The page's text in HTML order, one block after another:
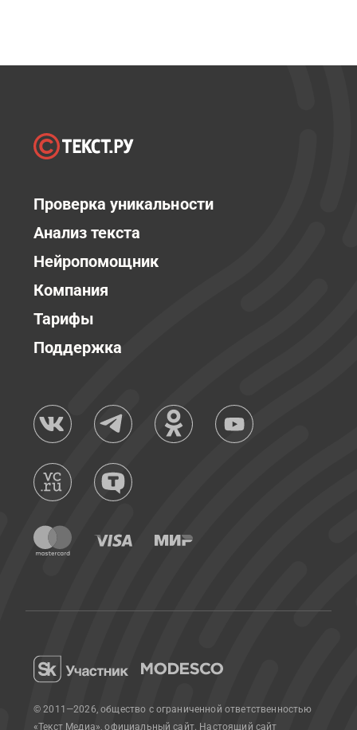
Проверка уникальности
Анализ текста
Нейропомощник
Компания
Тарифы
Поддержка
© 2011—2026, общество с ограниченной ответственностью
«Текст Медиа», официальный сайт. Настоящий сайт